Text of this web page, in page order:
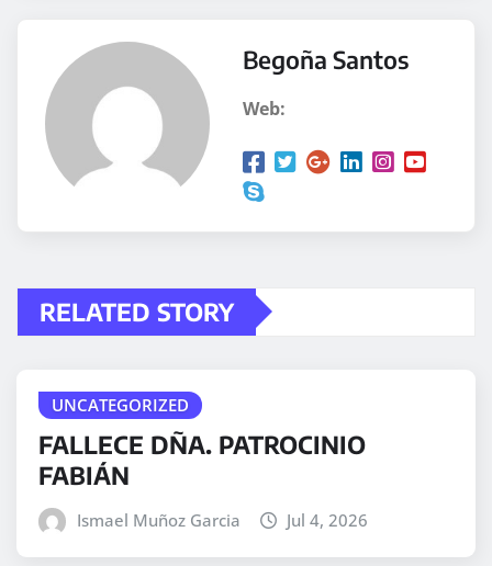
Begoña Santos
Web:
RELATED STORY
UNCATEGORIZED
FALLECE DÑA. PATROCINIO
FABIÁN
Ismael Muñoz Garcia Jul 4, 2026